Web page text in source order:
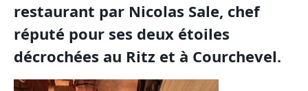
restaurant par Nicolas Sale, chef
réputé pour ses deux étoiles
décrochées au Ritz et à Courchevel.